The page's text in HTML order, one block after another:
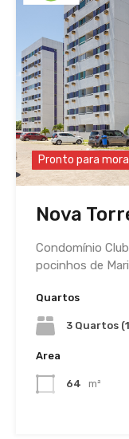
Pronto para
Nova
Condomínio
pocinhos de
Quartos
3 Quartos
Area
64 m²